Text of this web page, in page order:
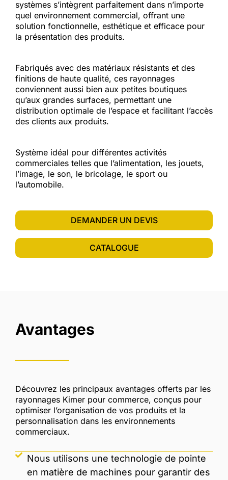
systèmes s’intègrent parfaitement dans n’importe
quel environnement commercial, offrant une
solution fonctionnelle, esthétique et efficace pour
la présentation des produits.
Fabriqués avec des matériaux résistants et des
finitions de haute qualité, ces rayonnages
conviennent aussi bien aux petites boutiques
qu’aux grandes surfaces, permettant une
distribution optimale de l’espace et facilitant l’accès
des clients aux produits.
Système idéal pour différentes activités
commerciales telles que l’alimentation, les jouets,
l’image, le son, le bricolage, le sport ou
l’automobile.
DEMANDER UN DEVIS
CATALOGUE
Avantages
Découvrez les principaux avantages offerts par les
rayonnages Kimer pour commerce, conçus pour
optimiser l’organisation de vos produits et la
personnalisation dans les environnements
commerciaux.
Nous utilisons une technologie de pointe
en matière de machines pour garantir des